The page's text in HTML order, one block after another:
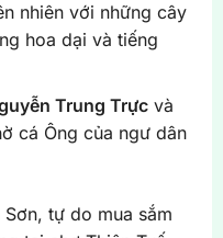
nhiên với những cây
hoa dại và tiếng
Trung Trực và
cá Ông của ngư dân
tự do mua sắm